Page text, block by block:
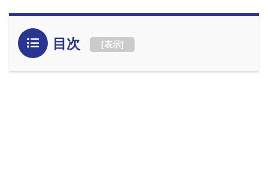
目次 [表示]